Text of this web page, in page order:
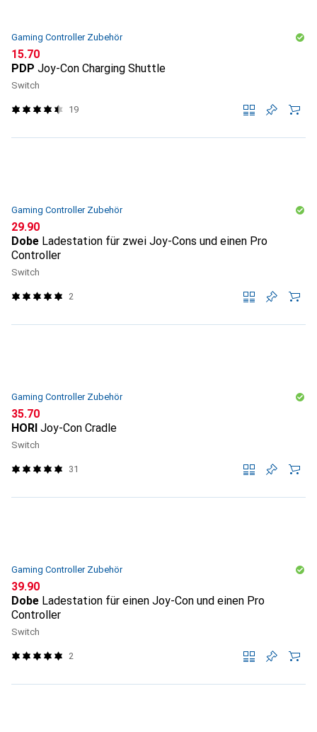
Gaming Controller Zubehör
CHF
15.70
PDP Joy-Con Charging Shuttle
Switch
19
Gaming Controller Zubehör
CHF
29.90
Dobe Ladestation für zwei Joy-Cons und einen Pro
Controller
Switch
2
Gaming Controller Zubehör
CHF
35.70
HORI Joy-Con Cradle
Switch
31
Gaming Controller Zubehör
CHF
39.90
Dobe Ladestation für einen Joy-Con und einen Pro
Controller
Switch
2